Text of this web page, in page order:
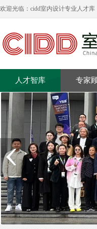
欢迎光临：cidd室内设计专业人才
人才智库 专家